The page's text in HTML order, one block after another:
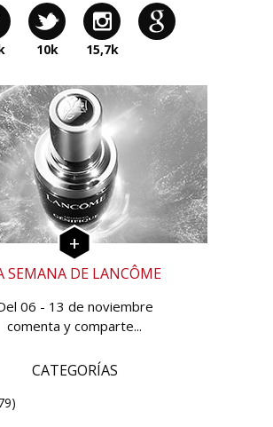
10k 15,7k
SEMANA DE LANCÔME
06 - 13 de noviembre
comenta y comparte...
CATEGORÍAS